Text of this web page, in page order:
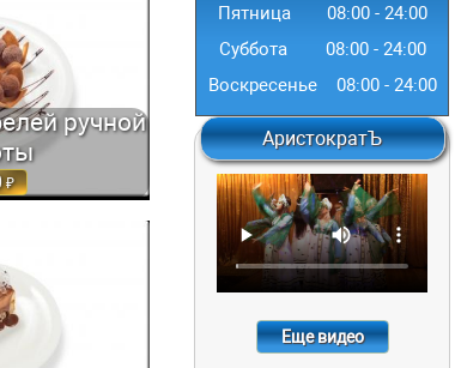
ручной
90 ГР. 1100
ГР. 550
Пятница
08:00 - 24:00
Суббота
08:00 - 24:00
Воскресенье
08:00 -24:00
АристократЪ
Еще видео